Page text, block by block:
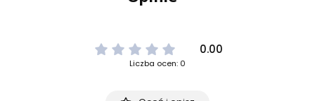
0.00
Liczba ocen: 0